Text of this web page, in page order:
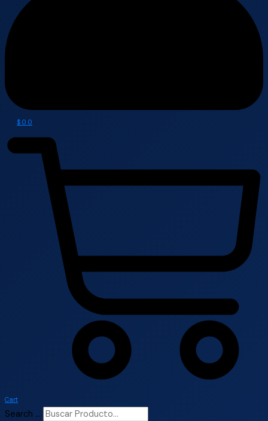
$ 0 0
Cart
Search ...